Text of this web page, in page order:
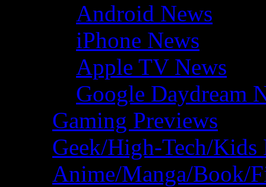
Android News
iPhone News
Apple TV News
Google Daydream
Gaming Previews
Geek/High-Tech/Kids
Anime/Manga/Book/